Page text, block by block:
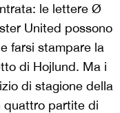
le lettere Ø
United possono
farsi stampare la
di Hojlund. Ma i
di stagione della
quattro partite di